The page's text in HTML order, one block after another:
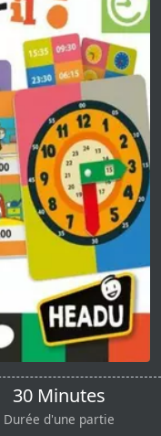
30 Minutes
Durée d'une partie